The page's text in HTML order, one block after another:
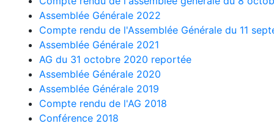
Assemblée Générale 2022
Compte rendu de l'Assemblée Générale du 11
Assemblée Générale 2021
AG du 31 octobre 2020 reportée
Assemblée Générale 2020
Assemblée Générale 2019
Compte rendu de l'AG 2018
Conférence 2018